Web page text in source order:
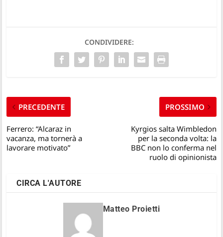
CONDIVIDERE:
PRECEDENTE
Ferrero: “Alcaraz in
vacanza, ma tornerà a
lavorare motivato”
PROSSIMO
Kyrgios salta Wimbledon
per la seconda volta: la
BBC non lo conferma nel
ruolo di opinionista
CIRCA L'AUTORE
Matteo Proietti